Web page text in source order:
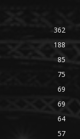
362
188
85
75
69
69
64
57